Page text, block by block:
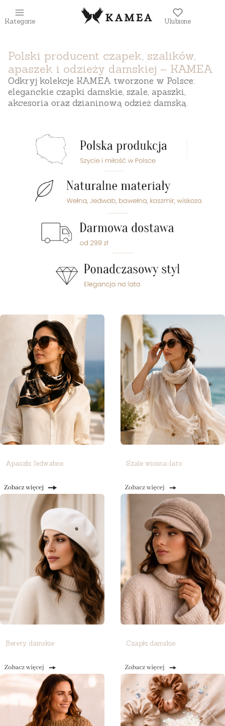
Kategorie Ulubione
Polski producent czapek, szalików,
apaszek i odzieży damskiej – KAMEA
Odkryj kolekcje KAMEA tworzone w Polsce:
eleganckie czapki damskie, szale, apaszki,
akcesoria oraz dzianinową odzież damską.
Apaszki Jedwabne Szale wiosna-lato
Berety damskie Czapki damskie